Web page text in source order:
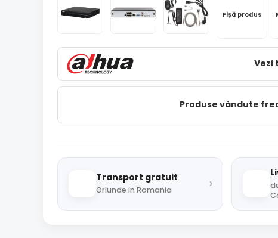
Fișă produs
Vezi
Produse vândute
Transport gratuit
Oriunde in Romania ›